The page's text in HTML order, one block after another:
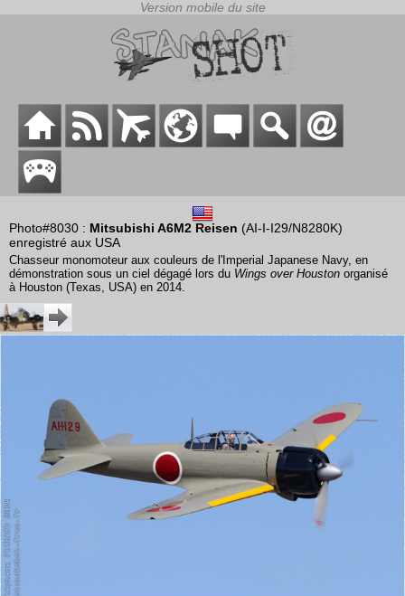
Photo#8030 : Mitsubishi A6M2 Reisen (AI-I-I29/N8280K)
enregistré aux USA
Chasseur monomoteur aux couleurs de l'Imperial Japanese Navy, en
démonstration sous un ciel dégagé lors du Wings over Houston organisé
à Houston (Texas, USA) en 2014.